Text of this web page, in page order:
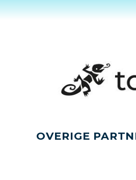
OVERIGE